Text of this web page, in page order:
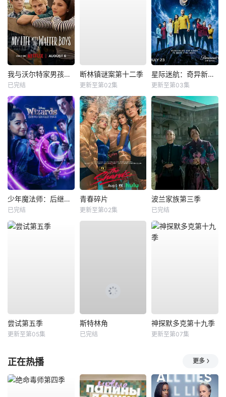
我与沃尔特家男孩的生活第三季
已完结
断林镇谜案第十二季
更新至第02集
星际迷航：奇异新世界第四季
更新至第03集
少年魔法师：后继者第三季
已完结
青春碎片
更新至第02集
波兰家族第三季
已完结
尝试第五季
更新至第05集
斯特林角
已完结
神探默多克第十九季
更新至第07集
正在热播 更多